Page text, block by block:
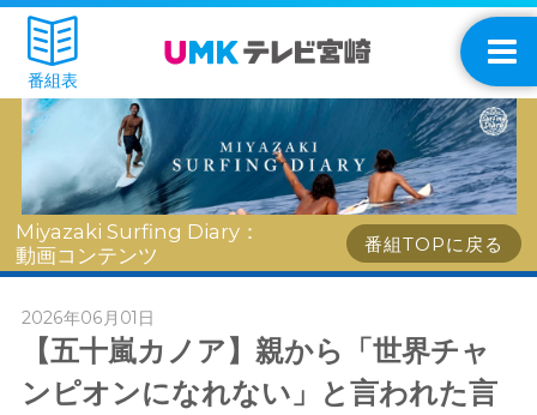
番組表
Miyazaki Surfing Diary：
動画コンテンツ
番組TOPに戻る
2026年06月01日
【五十嵐カノア】親から「世界チャ
ンピオンになれない」と言われた言